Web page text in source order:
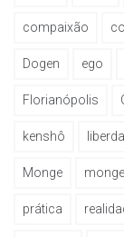
compaixão
Dogen ego
Florianópolis
kenshô
Monge
prática